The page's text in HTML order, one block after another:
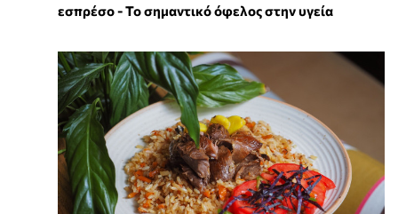
εσπρέσο - Το σημαντικό όφελος στην υγεία